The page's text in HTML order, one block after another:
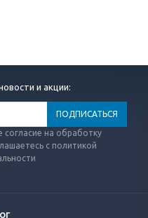
и акции:
согласие на обработку
с политикой